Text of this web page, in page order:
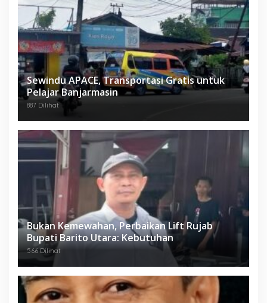
Sewindu APACE, Transportasi Gratis untuk
Pelajar Banjarmasin
887 Dilihat
Bukan Kemewahan, Perbaikan Lift Rujab
Bupati Barito Utara: Kebutuhan
566 Dilihat